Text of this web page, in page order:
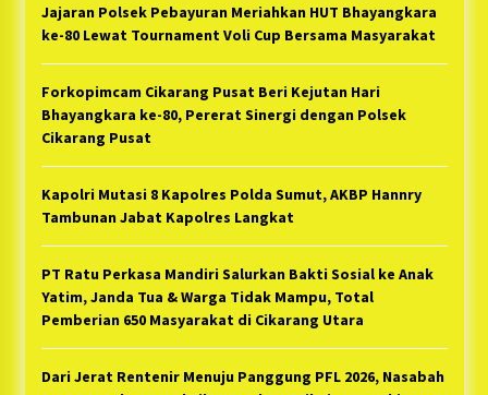
Jajaran Polsek Pebayuran Meriahkan HUT Bhayangkara
ke-80 Lewat Tournament Voli Cup Bersama Masyarakat
Forkopimcam Cikarang Pusat Beri Kejutan Hari
Bhayangkara ke-80, Pererat Sinergi dengan Polsek
Cikarang Pusat
Kapolri Mutasi 8 Kapolres Polda Sumut, AKBP Hannry
Tambunan Jabat Kapolres Langkat
PT Ratu Perkasa Mandiri Salurkan Bakti Sosial ke Anak
Yatim, Janda Tua & Warga Tidak Mampu, Total
Pemberian 650 Masyarakat di Cikarang Utara
Dari Jerat Rentenir Menuju Panggung PFL 2026, Nasabah